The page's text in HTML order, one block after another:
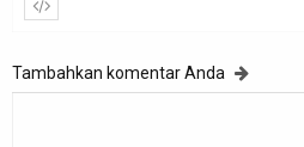
Tambahkan komentar Anda